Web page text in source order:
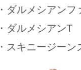
・ダルメシアン
・ダルメシ
・スキニージ